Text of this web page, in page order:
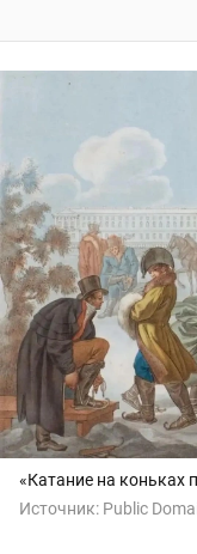
«Катание на коньках
Источник: Public